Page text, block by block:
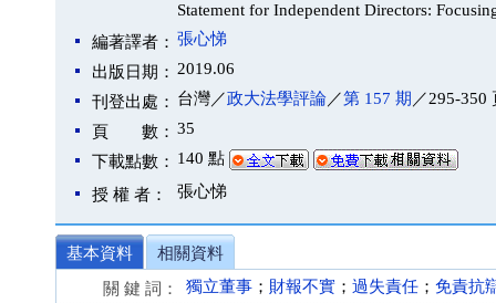
Statement for Independent Directors:
編著譯者： 張心悌
出版日期： 2019.06
刊登出處： 台灣／政大法學評論／第 157 期 ／295-350
頁 數： 35
下載點數： 140 點
授 權 者： 張心悌
基本資料
相關資料
關 鍵 詞：
獨立董事 ； 財報不實 ； 過失責任 ； 免責抗